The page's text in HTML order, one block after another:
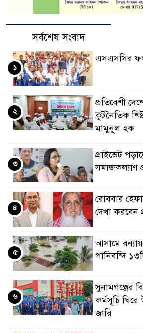
সর্বশেষ সংবাদ
এসএসসির
১
প্রতিবেশী
কূটনৈতিক
মামুনুল হক
২
প্রাইভেট
সমাজকল্যাণ
৩
রোববার
দেখা করবেন
৪
আসামে
পানিবন্দি
৫
সুনামগঞ্জের
কর্মসূচি ঘিরে
জারি
৬